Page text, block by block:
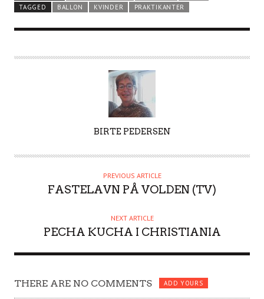
TAGGED
BALLON KVINDER PRAKTIKANTER
T
BIRTE PEDERSEN
PREVIOUS ARTICLE
FASTELAVN PÅ VOLDEN (TV)
NEXT ARTICLE
PECHA KUCHA I CHRISTIANIA
THERE ARE NO COMMENTS ADD YOURS